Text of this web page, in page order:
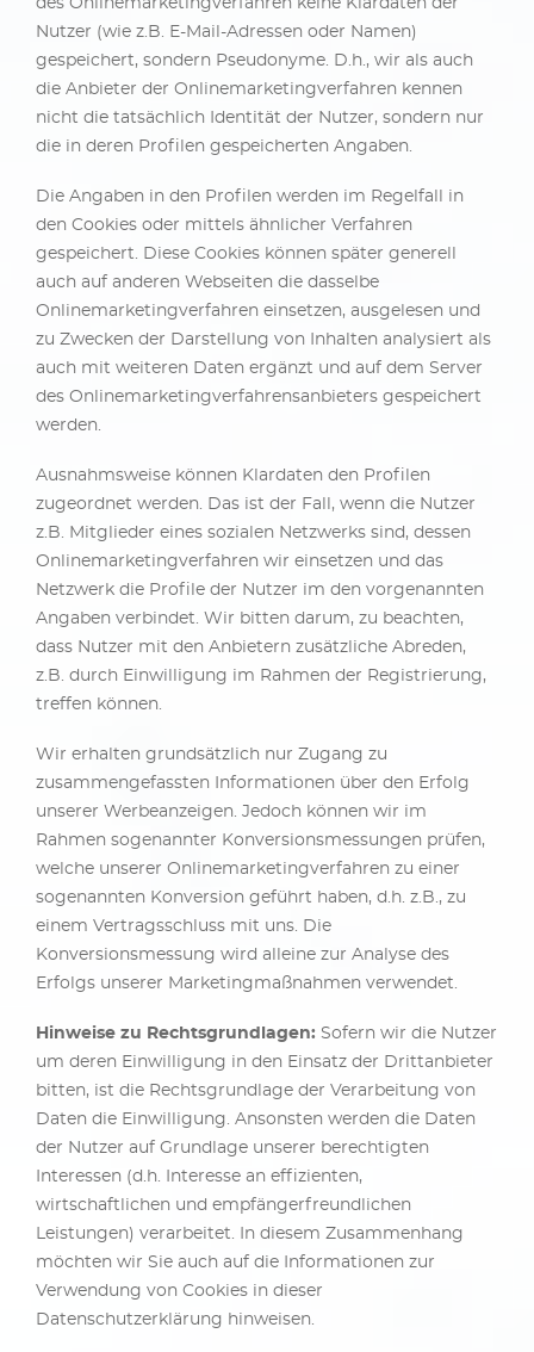
des Onlinemarketingverfahren keine Klardaten der
Nutzer (wie z.B. E-Mail-Adressen oder Namen)
gespeichert, sondern Pseudonyme. D.h., wir als auch
die Anbieter der Onlinemarketingverfahren kennen
nicht die tatsächlich Identität der Nutzer, sondern nur
die in deren Profilen gespeicherten Angaben.
Die Angaben in den Profilen werden im Regelfall in
den Cookies oder mittels ähnlicher Verfahren
gespeichert. Diese Cookies können später generell
auch auf anderen Webseiten die dasselbe
Onlinemarketingverfahren einsetzen, ausgelesen und
zu Zwecken der Darstellung von Inhalten analysiert als
auch mit weiteren Daten ergänzt und auf dem Server
des Onlinemarketingverfahrensanbieters gespeichert
werden.
Ausnahmsweise können Klardaten den Profilen
zugeordnet werden. Das ist der Fall, wenn die Nutzer
z.B. Mitglieder eines sozialen Netzwerks sind, dessen
Onlinemarketingverfahren wir einsetzen und das
Netzwerk die Profile der Nutzer im den vorgenannten
Angaben verbindet. Wir bitten darum, zu beachten,
dass Nutzer mit den Anbietern zusätzliche Abreden,
z.B. durch Einwilligung im Rahmen der Registrierung,
treffen können.
Wir erhalten grundsätzlich nur Zugang zu
zusammengefassten Informationen über den Erfolg
unserer Werbeanzeigen. Jedoch können wir im
Rahmen sogenannter Konversionsmessungen prüfen,
welche unserer Onlinemarketingverfahren zu einer
sogenannten Konversion geführt haben, d.h. z.B., zu
einem Vertragsschluss mit uns. Die
Konversionsmessung wird alleine zur Analyse des
Erfolgs unserer Marketingmaßnahmen verwendet.
Hinweise zu Rechtsgrundlagen: Sofern wir die Nutzer
um deren Einwilligung in den Einsatz der Drittanbieter
bitten, ist die Rechtsgrundlage der Verarbeitung von
Daten die Einwilligung. Ansonsten werden die Daten
der Nutzer auf Grundlage unserer berechtigten
Interessen (d.h. Interesse an effizienten,
wirtschaftlichen und empfängerfreundlichen
Leistungen) verarbeitet. In diesem Zusammenhang
möchten wir Sie auch auf die Informationen zur
Verwendung von Cookies in dieser
Datenschutzerklärung hinweisen.